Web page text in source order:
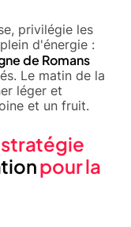
privilégie les
d'énergie :
de Romans
Le matin de la
léger et
et un fruit.
stratégie
pour la